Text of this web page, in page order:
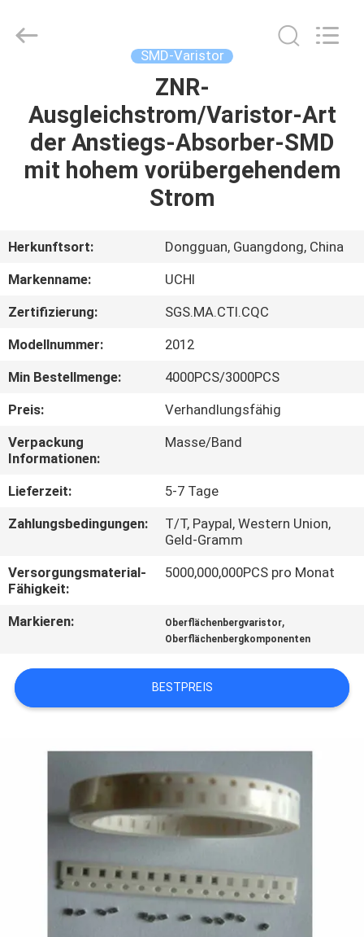
PRODUKTE
ÜBER
FABRIK-
AUSFLUG
QUALITÄTSKONTROLLE
TRETEN
MIT
UNS
IN
VERBINDUNG
NACHRICHTEN
SIE EIN
ZITAT
SITEMAP
PRIVACY
POLICY
Co.,Ltd.
SMD-Varistor
ZNR-
Ausgleichstrom/Varistor-Art
der Anstiegs-Absorber-SMD
mit hohem vorübergehendem
Strom
Herkunftsort:
Dongguan, Guangdong, China
Markenname:
UCHI
Zertifizierung:
SGS.MA.CTI.CQC
Modellnummer:
2012
Min Bestellmenge:
4000PCS/3000PCS
Preis:
Verhandlungsfähig
Verpackung
Informationen:
Masse/Band
Lieferzeit:
5-7 Tage
Zahlungsbedingungen:
T/T, Paypal, Western Union,
Geld-Gramm
Versorgungsmaterial-
Fähigkeit:
5000,000,000PCS pro Monat
Markieren: Oberflächenbergvaristor,
Oberflächenbergkomponenten
BESTPREIS